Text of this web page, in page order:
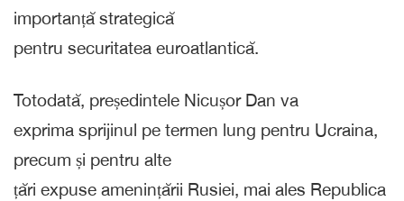
importanță strategică
pentru securitatea euroatlantică.
Totodată, președintele Nicușor Dan va
exprima sprijinul pe termen lung pentru Ucraina,
precum și pentru alte
țări expuse amenințării Rusiei, mai ales Republica